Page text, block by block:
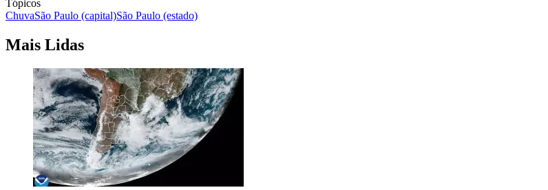
Tópicos
ChuvaSão Paulo (capital)São Paulo (estado)
Mais Lidas